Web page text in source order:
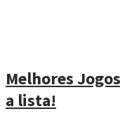
Melhores
a lista!